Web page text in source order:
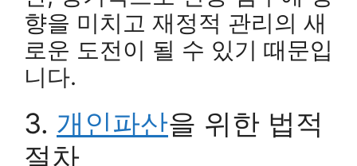
향을 미치고 재정적 관리의 새
로운 도전이 될 수 있기 때문입
니다.
3. 개인파산을 위한 법적
절차